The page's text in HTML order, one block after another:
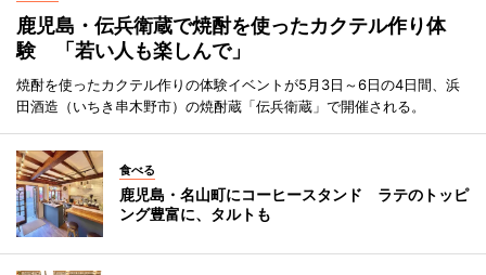
鹿児島・伝兵衛蔵で焼酎を使ったカクテル作り体
験 「若い人も楽しんで」
焼酎を使ったカクテル作りの体験イベントが5月3日～6日の4日間、浜
田酒造（いちき串木野市）の焼酎蔵「伝兵衛蔵」で開催される。
食べる
鹿児島・名山町にコーヒースタンド ラテのトッピ
ング豊富に、タルトも